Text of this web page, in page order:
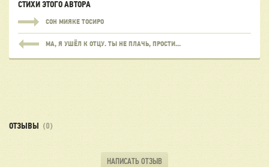
СТИХИ ЭТОГО АВТОРА
СОН МИЯКЕ ТОСИРО
МА, Я УШЁЛ К ОТЦУ. ТЫ НЕ ПЛАЧЬ, ПРОСТИ...
ОТЗЫВЫ (0)
НАПИСАТЬ ОТЗЫВ